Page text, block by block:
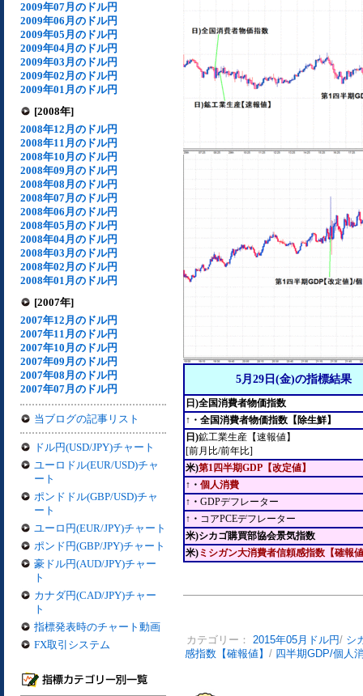
2009年07月のドル円
2009年06月のドル円
2009年05月のドル円
2009年04月のドル円
2009年03月のドル円
2009年02月のドル円
2009年01月のドル円
[2008年]
2008年12月のドル円
2008年11月のドル円
2008年10月のドル円
2008年09月のドル円
2008年08月のドル円
2008年07月のドル円
2008年06月のドル円
2008年05月のドル円
2008年04月のドル円
2008年03月のドル円
2008年02月のドル円
2008年01月のドル円
[2007年]
2007年12月のドル円
2007年11月のドル円
2007年10月のドル円
2007年09月のドル円
2007年08月のドル円
2007年07月のドル円
当ブログの記事リスト
ドル円(USD/JPY)チャート
ユーロドル(EUR/USD)チャ
ート
ポンドドル(GBP/USD)チャ
ート
ユーロ円(EUR/JPY)チャート
ポンド円(GBP/JPY)チャート
豪ドル円(AUD/JPY)チャー
ト
カナダ円(CAD/JPY)チャー
ト
指標発表時のチャート動画
FX取引システム
5月29日(金)の指標結果
日)全国消費者物価指数
↑・全国消費者物価指数【除生鮮】
日)鉱工業生産【速報値】
[前月比/前年比]
米)第1四半期GDP【改定値】
↑・ 個人消費
↑・ GDPデフレーター
↑・ コアPCEデフレーター
米)シカゴ購買部協会景気指数
米) ミシガン大消費者信頼感指数【確報
カテゴリー： 2015年05月ドル円/ シ
感指数【確報値】 / 四半期GDP/個人